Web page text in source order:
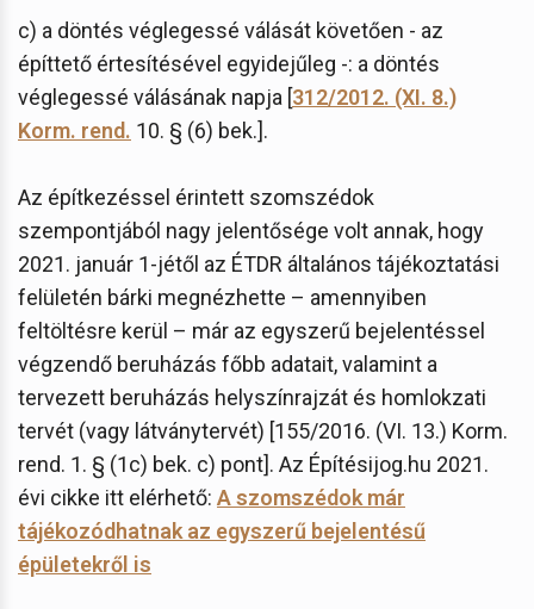
c) a döntés véglegessé válását követően - az
építtető értesítésével egyidejűleg -: a döntés
véglegessé válásának napja [312/2012. (XI. 8.)
Korm. rend. 10. § (6) bek.].
Az építkezéssel érintett szomszédok
szempontjából nagy jelentősége volt annak, hogy
2021. január 1-jétől az ÉTDR általános tájékoztatási
felületén bárki megnézhette – amennyiben
feltöltésre kerül – már az egyszerű bejelentéssel
végzendő beruházás főbb adatait, valamint a
tervezett beruházás helyszínrajzát és homlokzati
tervét (vagy látványtervét) [155/2016. (VI. 13.) Korm.
rend. 1. § (1c) bek. c) pont]. Az Építésijog.hu 2021.
évi cikke itt elérhető: A szomszédok már
tájékozódhatnak az egyszerű bejelentésű
épületekről is